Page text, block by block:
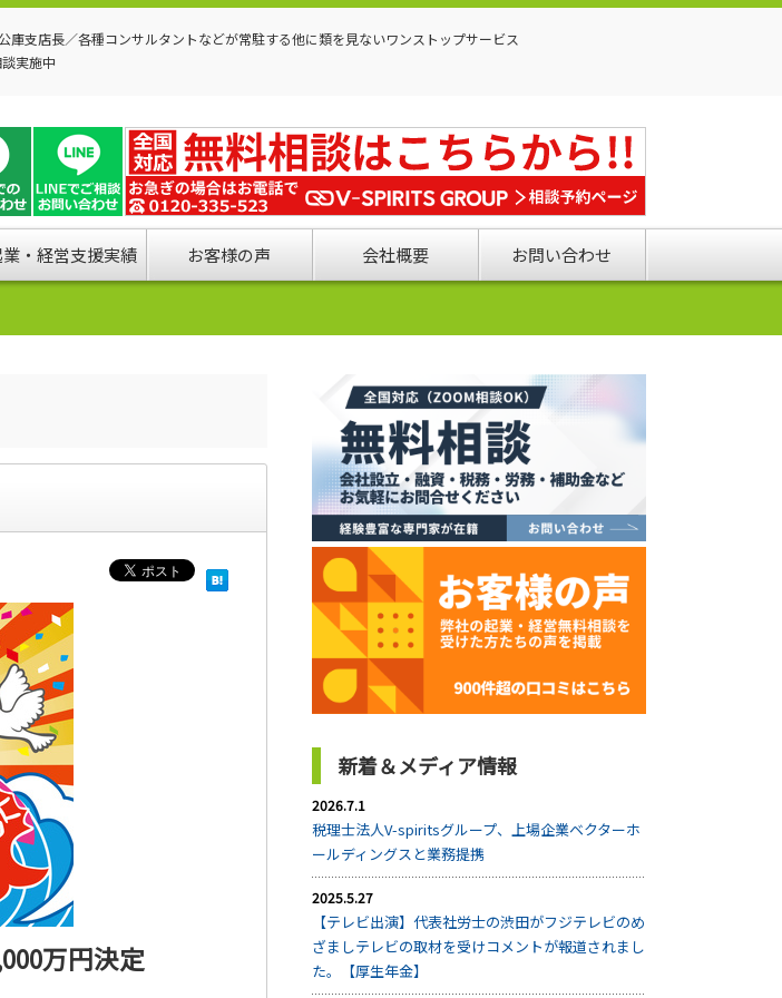
支店長／各種コンサルタントなどが常駐する他に類を見ないワンストップサービス
実施中
・経営支援実績 お客様の声 会社概要 お問い合わせ
万円決定
新着＆メディア情報
2026.7.1
税理士法人V-spiritsグループ、上場企業ベクターホ
ールディングスと業務提携
2025.5.27
【テレビ出演】代表社労士の渋田がフジテレビのめ
ざましテレビの取材を受けコメントが報道されまし
た。【厚生年金】